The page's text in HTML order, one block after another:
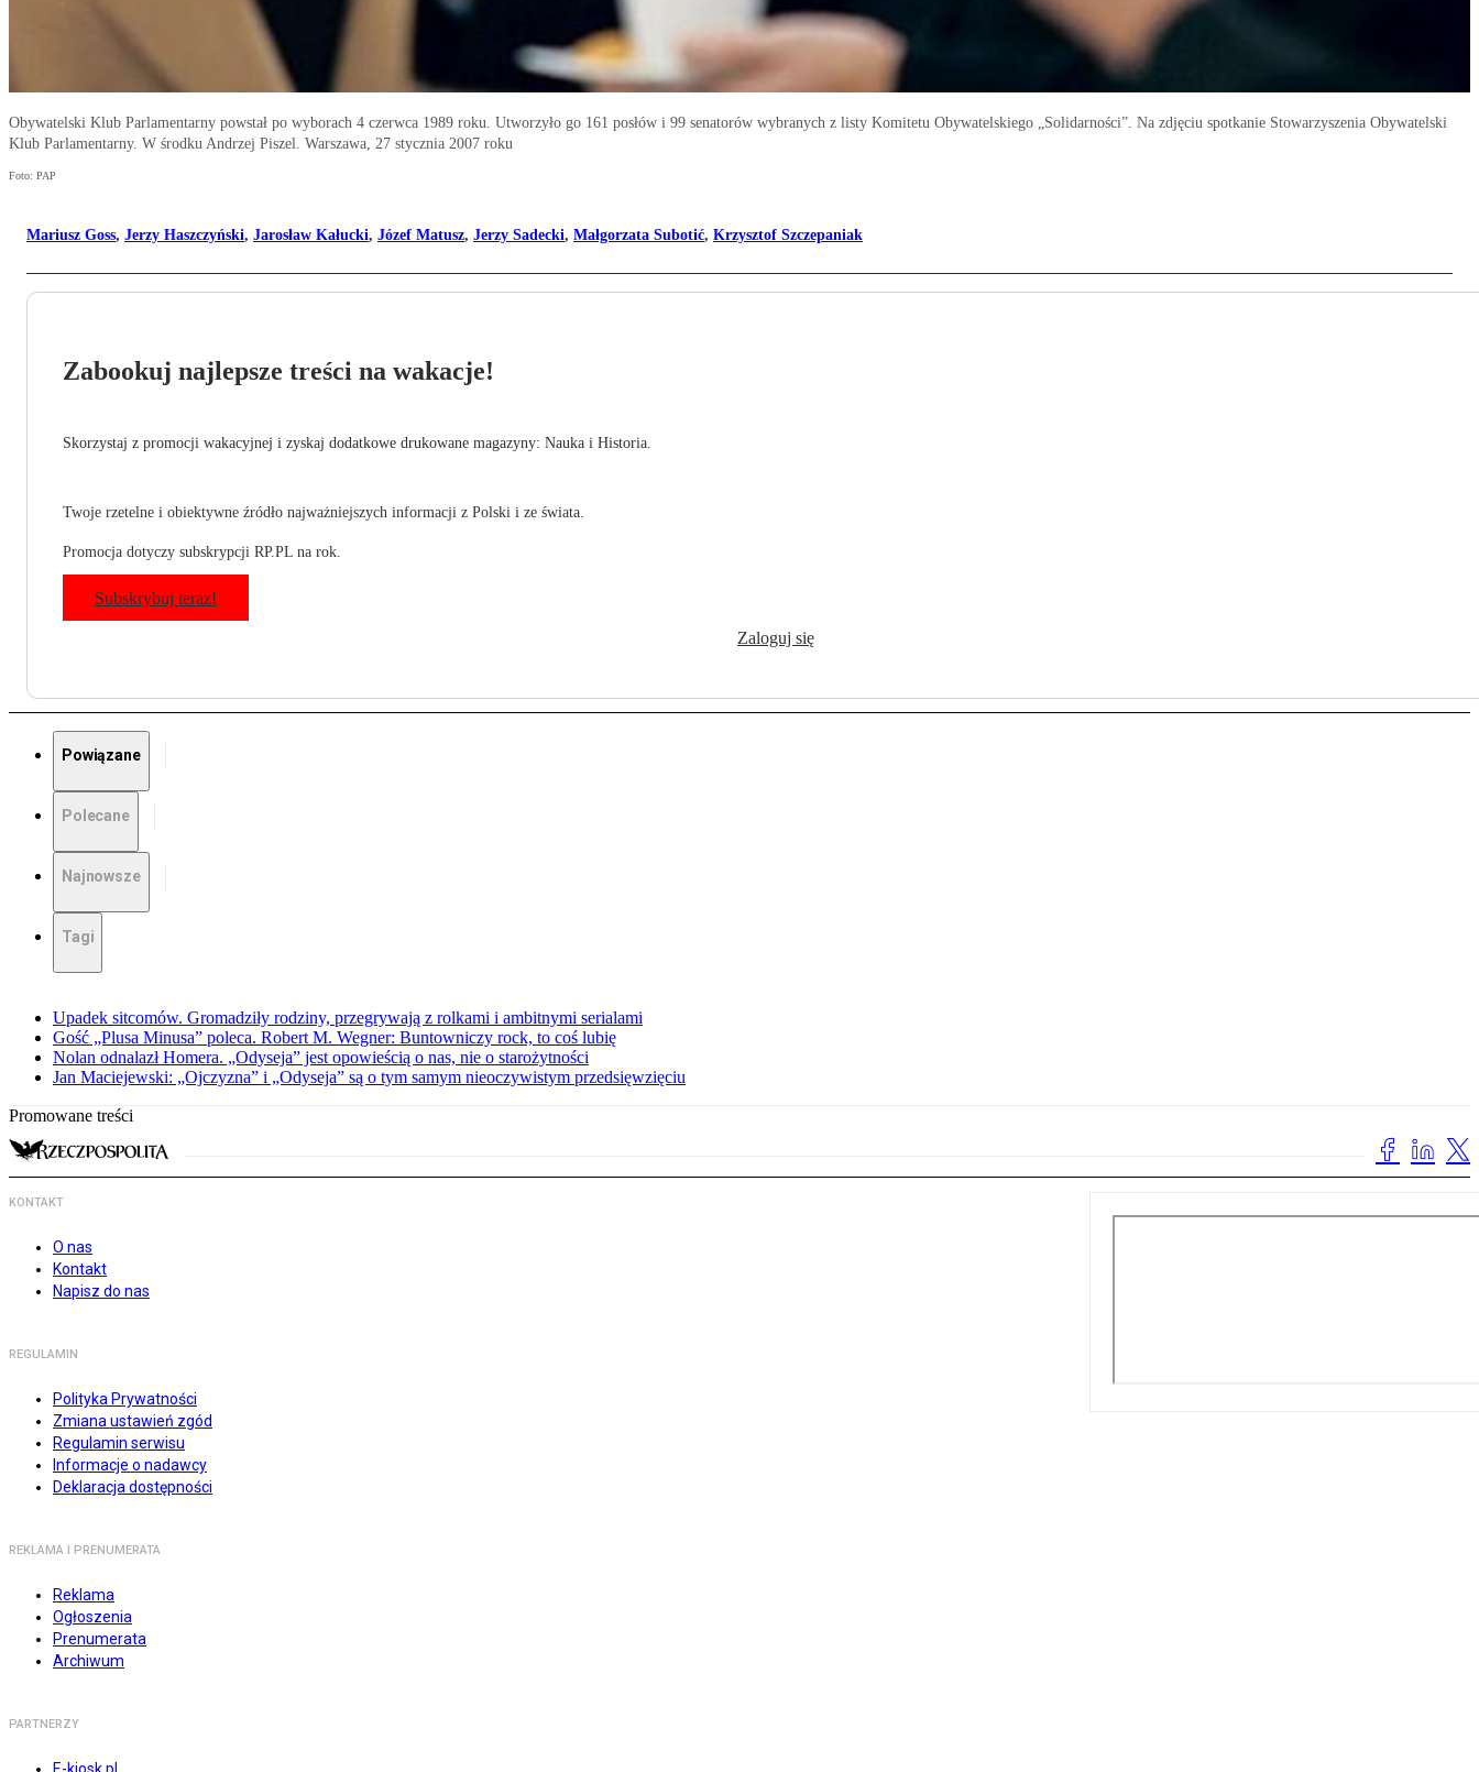
Obywatelski Klub Parlamentarny powstał po wyborach 4 czerwca 1989 roku. Utworzyło go 161 posłów i 99 senatorów wybranych z listy Komitetu Obywatelskiego „Solidarności”. Na zdjęciu spotkanie Stowarzyszenia Obywatelski
Klub Parlamentarny. W środku Andrzej Piszel. Warszawa, 27 stycznia 2007 roku
Foto: PAP
Mariusz Goss, Jerzy Haszczyński, Jarosław Kałucki, Józef Matusz, Jerzy Sadecki, Małgorzata Subotić, Krzysztof Szczepaniak
Zabookuj najlepsze treści na wakacje!
Skorzystaj z promocji wakacyjnej i zyskaj dodatkowe drukowane magazyny: Nauka i Historia.
Twoje rzetelne i obiektywne źródło najważniejszych informacji z Polski i ze świata.
Promocja dotyczy subskrypcji RP.PL na rok.
Subskrybuj teraz!
Zaloguj się
Powiązane
Polecane
Najnowsze
Tagi
Upadek sitcomów. Gromadziły rodziny, przegrywają z rolkami i ambitnymi serialami
Gość „Plusa Minusa” poleca. Robert M. Wegner: Buntowniczy rock, to coś lubię
Nolan odnalazł Homera. „Odyseja” jest opowieścią o nas, nie o starożytności
Jan Maciejewski: „Ojczyzna” i „Odyseja” są o tym samym nieoczywistym przedsięwzięciu
Promowane treści
KONTAKT
O nas
Kontakt
Napisz do nas
REGULAMIN
Polityka Prywatności
Zmiana ustawień zgód
Regulamin serwisu
Informacje o nadawcy
Deklaracja dostępności
REKLAMA I PRENUMERATA
Reklama
Ogłoszenia
Prenumerata
Archiwum
PARTNERZY